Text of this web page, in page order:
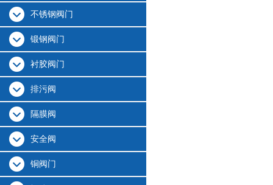
不锈钢阀门
锻钢阀门
衬胶阀门
排污阀
隔膜阀
安全阀
铜阀门